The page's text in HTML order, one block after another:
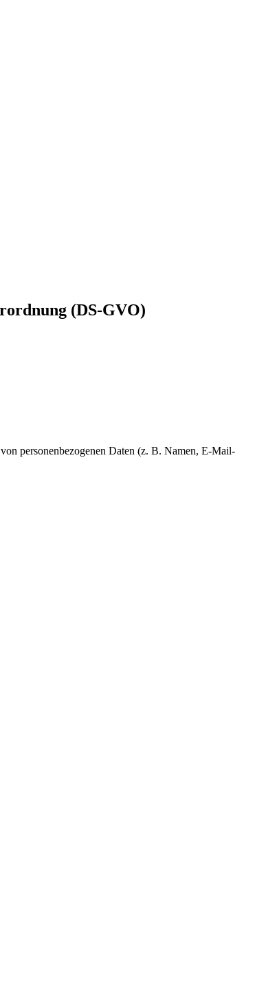
(DS-GVO)
personenbezogenen Daten (z. B. Namen, E-Mail-